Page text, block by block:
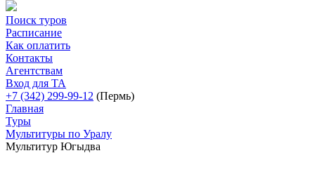
Поиск туров
Расписание
Как оплатить
Контакты
Агентствам
Вход для ТА
+7 (342) 299-99-12 (Пермь)
Главная
Туры
Мультитуры по Уралу
Мультитур Югыдва